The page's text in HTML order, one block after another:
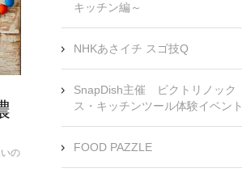
の
キッチン編～
NHKあさイチ スゴ技Q
SnapDish主催 ビクトリノック
ス・キッチンツール体験イベント
FOOD PAZZLE